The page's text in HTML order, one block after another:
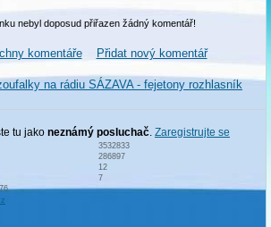
nebyl doposud přiřazen žádný komentář!
komentáře Přidat nový komentář
na rádiu SÁZAVA - fejetony rozhlasník
tu jako neznámý posluchač. Zaregistrujte se
3532833
286897
12
7
76